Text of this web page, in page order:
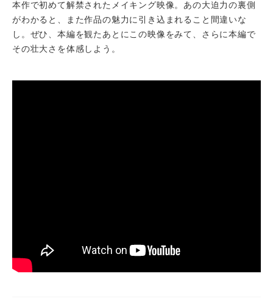
本作で初めて解禁されたメイキング映像。あの大迫力の裏側
がわかると、また作品の魅力に引き込まれること間違いな
し。ぜひ、本編を観たあとにこの映像をみて、さらに本編で
その壮大さを体感しよう。